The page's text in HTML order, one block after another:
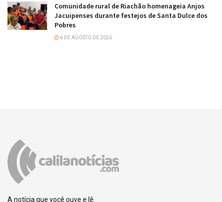
Comunidade rural de Riachão homenageia Anjos
Jacuipenses durante festejos de Santa Dulce dos
Pobres
6 DE AGOSTO DE 2026
A notícia que você ouve e lê.